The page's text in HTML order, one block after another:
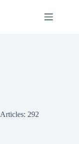
Articles: 292